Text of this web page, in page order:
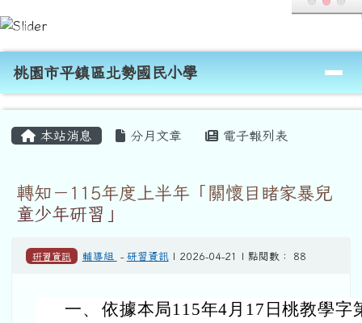
跳至主內容區
桃園市平鎮區北勢國民小學
導覽列
桃園市平鎮區北勢國民小學
本站消息 分月文章 電子報列表
轉知－115年度上半年「關懷目睹家暴兒
童少年研習」
研習資訊 輔導組 - 研習資訊| 2026-04-21 | 點閱數： 88
一、 依據本局115年4月17日桃教學字